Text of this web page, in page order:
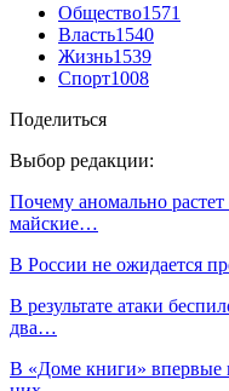
Общество1571
Власть1540
Жизнь1539
Спорт1008
Поделиться
Выбор редакции:
Почему аномально
майские…
В России не ожидается
В результате атаки
два…
В «Доме книги» впервые